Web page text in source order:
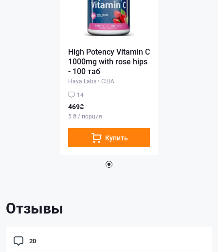
High Potency Vitamin C
1000mg with rose hips
- 100 таб
Haya Labs • США
14
469₴
5 ₴ / порция
Купить
Отзывы
20